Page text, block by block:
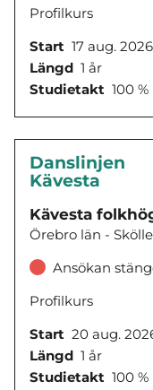
Profilkurs
Start 17 aug. 2026
Längd 1 år
Studietakt 100 %
Danslinjen
Kävesta
Kävesta
Örebro län -
Ansökan
Profilkurs
Start 20 aug.
Längd 1 år
Studietakt 100 %